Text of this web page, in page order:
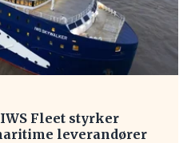
Fleet styrker
leverandører